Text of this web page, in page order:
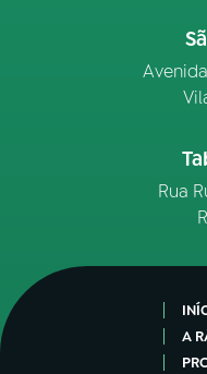
Rua
A